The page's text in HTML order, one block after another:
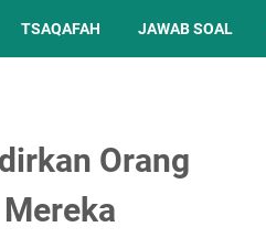
TSAQAFAH JAWAB SOAL
Orang